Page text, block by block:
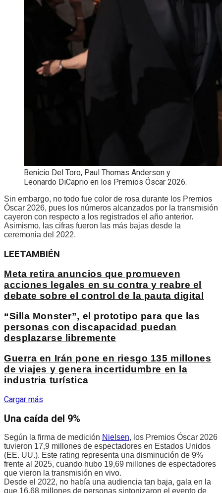
Benicio Del Toro, Paul Thomas Anderson y
Leonardo DiCaprio en los Premios Óscar 2026.
Sin embargo, no todo fue color de rosa durante los Premios
Óscar 2026, pues los números alcanzados por la transmisión
cayeron con respecto a los registrados el año anterior.
Asimismo, las cifras fueron las más bajas desde la
ceremonia del 2022.
LEETAMBIÉN
Meta retira anuncios que promueven
acciones legales en su contra y reabre el
debate sobre el control de la pauta digital
“Silla Monster”, el prototipo para que las
personas con discapacidad puedan
desplazarse libremente
Guerra en Irán pone en riesgo 135 millones
de viajes y genera incertidumbre en la
industria turística
Cargar más
Una caída del 9%
Según la firma de medición Nielsen, los Premios Óscar 2026
tuvieron 17,9 millones de espectadores en Estados Unidos
(EE. UU.). Este rating representa una disminución de 9%
frente al 2025, cuando hubo 19,69 millones de espectadores
que vieron la transmisión en vivo.
Desde el 2022, no había una audiencia tan baja, gala en la
que 16,68 millones de personas sintonizaron el evento de